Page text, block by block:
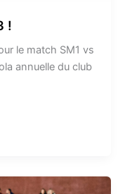
!
le match SM1 vs
annuelle du club